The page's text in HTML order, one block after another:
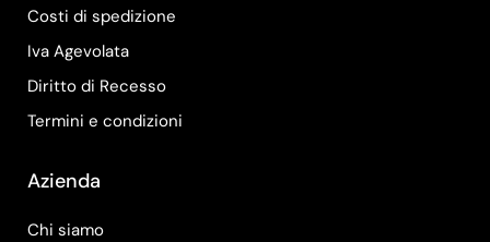
Costi di spedizione
Iva Agevolata
Diritto di Recesso
Termini e condizioni
Azienda
Chi siamo